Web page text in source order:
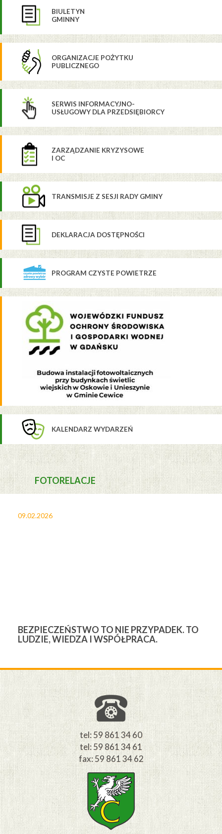
BIULETYN
GMINNY
ORGANIZACJE POŻYTKU
PUBLICZNEGO
SERWIS INFORMACYJNO-
USŁUGOWY DLA PRZEDSIĘBIORCY
ZARZĄDZANIE KRYZYSOWE
I OC
TRANSMISJE Z SESJI RADY GMINY
DEKLARACJA DOSTĘPNOŚCI
PROGRAM CZYSTE POWIETRZE
KALENDARZ WYDARZEŃ
FOTORELACJE
09.02.2026
BEZPIECZEŃSTWO TO NIE PRZYPADEK. TO
LUDZIE, WIEDZA I WSPÓŁPRACA.
tel: 59 861 34 60
tel: 59 861 34 61
fax: 59 861 34 62